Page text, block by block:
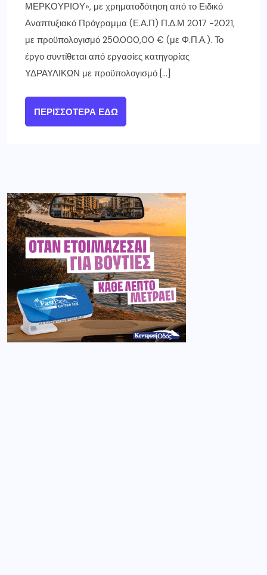
ΜΕΡΚΟΥΡΙΟΥ», με χρηματοδότηση από το Ειδικό
Αναπτυξιακό Πρόγραμμα (Ε.Α.Π) Π.Δ.Μ 2017 -2021,
με προϋπολογισμό 250.000,00 € (με Φ.Π.Α.). Το
έργο συντίθεται από εργασίες κατηγορίας
ΥΔΡΑΥΛΙΚΩΝ με προϋπολογισμό […]
ΠΕΡΙΣΣΌΤΕΡΑ ΕΔΏ